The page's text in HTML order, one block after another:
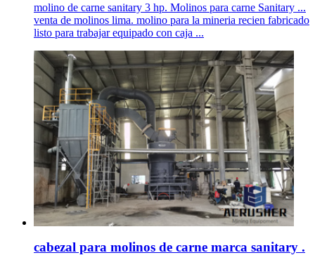
molino de carne sanitary 3 hp. Molinos para carne Sanitary ...
venta de molinos lima. molino para la mineria recien fabricado
listo para trabajar equipado con caja ...
cabezal para molinos de carne marca sanitary .